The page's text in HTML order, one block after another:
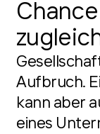
Aufbruch.
kann aber
eines